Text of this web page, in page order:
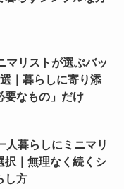
マリストが選ぶバッ
｜暮らしに寄り添
要なもの」だけ
人暮らしにミニマリ
択｜無理なく続くシ
し方